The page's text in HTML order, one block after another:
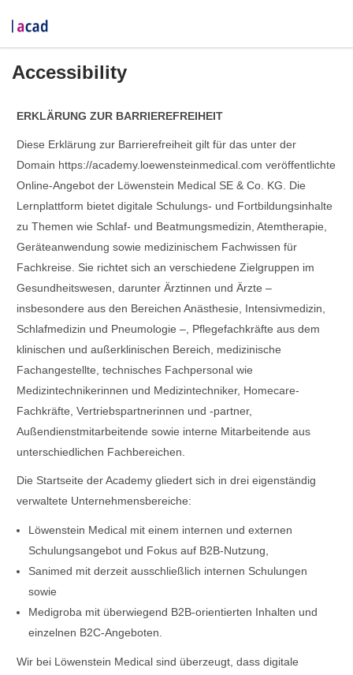
Accessibility
ERKLÄRUNG ZUR BARRIEREFREIHEIT
Diese Erklärung zur Barrierefreiheit gilt für das unter der
Domain https://academy.loewensteinmedical.com veröffentlichte
Online-Angebot der Löwenstein Medical SE & Co. KG. Die
Lernplattform bietet digitale Schulungs- und Fortbildungsinhalte
zu Themen wie Schlaf- und Beatmungsmedizin, Atemtherapie,
Geräteanwendung sowie medizinischem Fachwissen für
Fachkreise. Sie richtet sich an verschiedene Zielgruppen im
Gesundheitswesen, darunter Ärztinnen und Ärzte –
insbesondere aus den Bereichen Anästhesie, Intensivmedizin,
Schlafmedizin und Pneumologie –, Pflegefachkräfte aus dem
klinischen und außerklinischen Bereich, medizinische
Fachangestellte, technisches Fachpersonal wie
Medizintechnikerinnen und Medizintechniker, Homecare-
Fachkräfte, Vertriebspartnerinnen und -partner,
Außendienstmitarbeitende sowie interne Mitarbeitende aus
unterschiedlichen Fachbereichen.
Die Startseite der Academy gliedert sich in drei eigenständig
verwaltete Unternehmensbereiche:
Löwenstein Medical mit einem internen und externen
Schulungsangebot und Fokus auf B2B-Nutzung,
Sanimed mit derzeit ausschließlich internen Schulungen
sowie
Medigroba mit überwiegend B2B-orientierten Inhalten und
einzelnen B2C-Angeboten.
Wir bei Löwenstein Medical sind überzeugt, dass digitale